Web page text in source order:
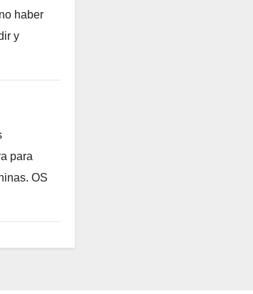
haber
y
para
OS